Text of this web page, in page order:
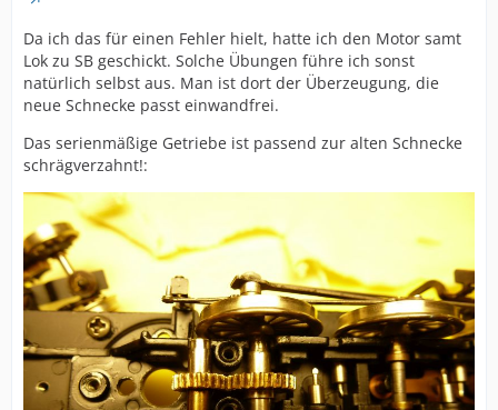
Da ich das für einen Fehler hielt, hatte ich den Motor samt
Lok zu SB geschickt. Solche Übungen führe ich sonst
natürlich selbst aus. Man ist dort der Überzeugung, die
neue Schnecke passt einwandfrei.
Das serienmäßige Getriebe ist passend zur alten Schnecke
schrägverzahnt!: